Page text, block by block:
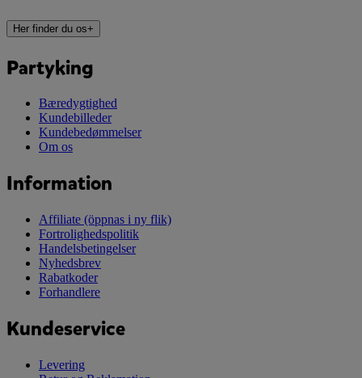
Her finder du os+
Partyking
Bæredygtighed
Kundebilleder
Kundebedømmelser
Om os
Information
Affiliate (öppnas i ny flik)
Fortrolighedspolitik
Handelsbetingelser
Nyhedsbrev
Rabatkoder
Forhandlere
Kundeservice
Levering